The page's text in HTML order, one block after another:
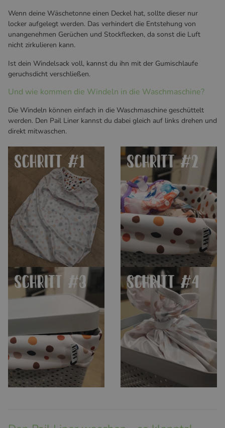
Wenn deine Wäschetonne einen Deckel hat, sollte dieser nur
locker aufgelegt werden. Das verhindert die Entstehung von
unangenehmen Gerüchen und Stockflecken, da sonst die Luft
nicht zirkulieren kann.
Ist dein Windelsack voll, kannst du ihn mit der Gumischlaufe
geruchsdicht verschließen.
Und wie kommen die Windeln in die Waschmaschine?
Die Windeln können einfach in die Waschmaschine geschüttelt
werden. Den Pail Liner kannst du dabei gleich auf links drehen und
direkt mitwaschen.
Muster nach innen oder außen
in den Windeleimer gehangen
wird ist dir überlassen.
Der Pail Liner fasst locker 20-
30 Stoffwindeln. Der
Gummibund verhindert das
hineinrutschen in den
Wäschekorb.
Damit die Stoffwindeln nicht
riechen sollte der Deckel nur
leicht aufgelegt werden. So
kann die Luft zirkulieren.
Sollte die Windelwäsche
trotzdem etwas müffeln,
kannst du den Pail Liner mit
dem angenähten Gummiband
verschließen.